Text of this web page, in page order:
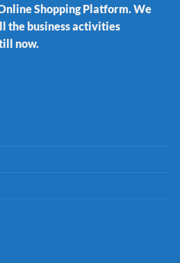
Shopping Platform. We
the business activities
now.